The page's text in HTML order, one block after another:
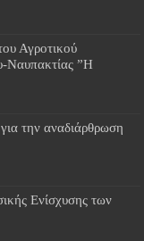
Αγροτικού
Ναυπακτίας ”Η
την αναδιάρθρωση
Ενίσχυσης των